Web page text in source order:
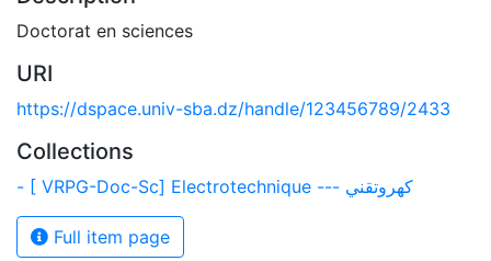
Doctorat en sciences
URI
https://dspace.univ-sba.dz/handle/123456789/2433
Collections
- [ VRPG-Doc-Sc] Electrotechnique --- كهروتقني
Full item page